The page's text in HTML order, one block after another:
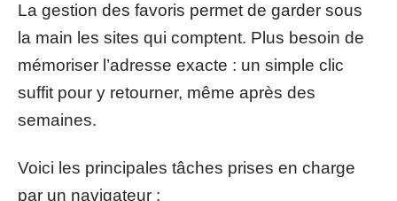
La gestion des favoris permet de garder sous
la main les sites qui comptent. Plus besoin de
mémoriser l’adresse exacte : un simple clic
suffit pour y retourner, même après des
semaines.
Voici les principales tâches prises en charge
par un navigateur :